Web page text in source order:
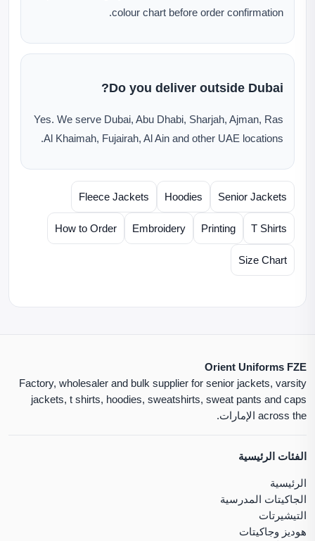
colour chart before order confirmation.
Do you deliver outside Dubai?
Yes. We serve Dubai, Abu Dhabi, Sharjah, Ajman, Ras
Al Khaimah, Fujairah, Al Ain and other UAE locations.
Senior Jackets
Hoodies
Fleece Jackets
T Shirts
Printing
Embroidery
How to Order
Size Chart
Orient Uniforms FZE
Factory, wholesaler and bulk supplier for senior jackets, varsity
jackets, t shirts, hoodies, sweatshirts, sweat pants and caps
across the الإمارات.
الفئات الرئيسية
الرئيسية
الجاكيتات المدرسية
التيشيرتات
هوديز وجاكيتات